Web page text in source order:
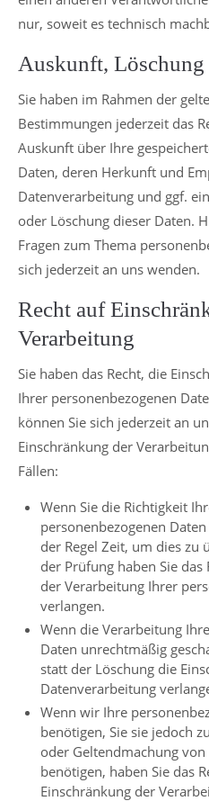
nur, soweit es technisch
Auskunft,
Sie haben im Rahmen der
Bestimmungen jederzeit das
Auskunft über Ihre
Daten, deren Herkunft und
Datenverarbeitung und ggf.
oder Löschung dieser Daten.
Fragen zum Thema
sich jederzeit an uns wenden.
Recht auf
Verarbeitung
Sie haben das Recht, die
Ihrer personenbezogenen
können Sie sich jederzeit an
Einschränkung der
Fällen:
Wenn Sie die Richtigkeit
personenbezogenen
der Regel Zeit, um dies zu
der Prüfung haben Sie
der Verarbeitung Ihrer
verlangen.
Wenn die Verarbeitung
Daten unrechtmäßig
statt der Löschung die
Datenverarbeitung
Wenn wir Ihre
benötigen, Sie sie jedoch
oder Geltendmachung von
benötigen, haben Sie das
Einschränkung der